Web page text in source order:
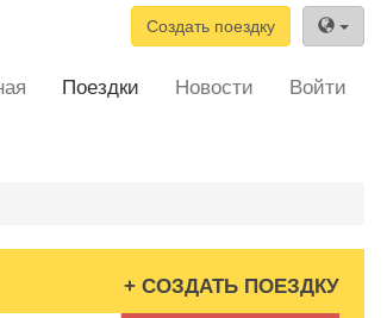
Создать поездку
Поездки Новости Войти
+ СОЗДАТЬ ПОЕЗДКУ